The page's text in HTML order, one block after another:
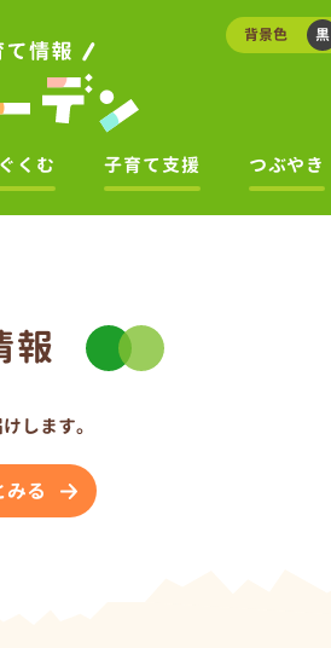
背景色 黒
くむ 子育て支援 つぶやき
報
します。
る